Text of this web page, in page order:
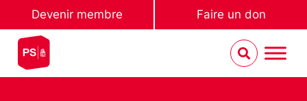
Devenir membre Faire un don